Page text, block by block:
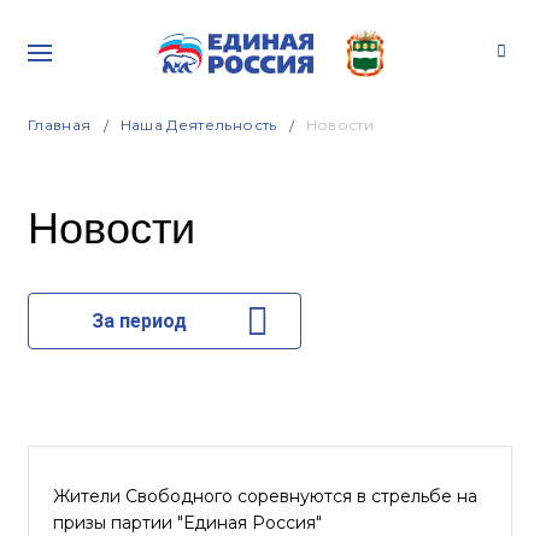
Главная Наша Деятельность Новости
Новости
За период
Жители Свободного соревнуются в стрельбе на
призы партии "Единая Россия"